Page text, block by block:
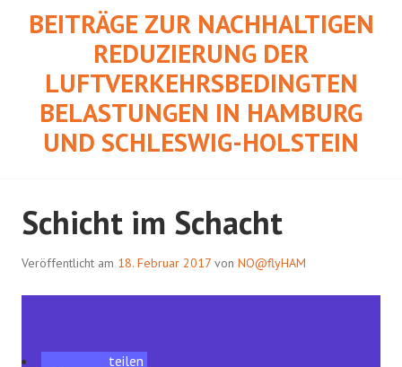
BEITRÄGE ZUR NACHHALTIGEN
REDUZIERUNG DER
LUFTVERKEHRSBEDINGTEN
BELASTUNGEN IN HAMBURG
UND SCHLESWIG-HOLSTEIN
Schicht im Schacht
Veröffentlicht am 18. Februar 2017 von NO@flyHAM
teilen